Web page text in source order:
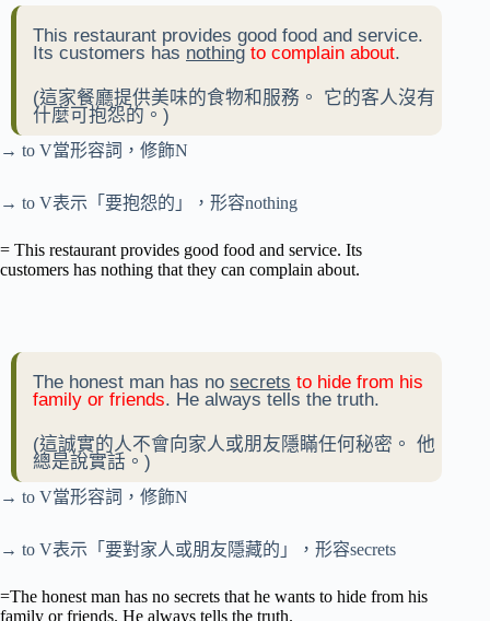
This restaurant provides good food and service.
Its customers has nothing to complain about.
(這家餐廳提供美味的食物和服務。 它的客人沒有
什麼可抱怨的。)
→ to V當形容詞，修飾N
→ to V表示「要抱怨的」，形容nothing
= This restaurant provides good food and service. Its
customers has nothing that they can complain about.
The honest man has no secrets to hide from his
family or friends. He always tells the truth.
(這誠實的人不會向家人或朋友隱瞞任何秘密。 他
總是說實話。)
→ to V當形容詞，修飾N
→ to V表示「要對家人或朋友隱藏的」，形容secrets
=The honest man has no secrets that he wants to hide from his
family or friends. He always tells the truth.